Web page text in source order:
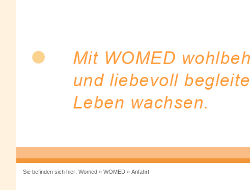
Sie befinden sich hier: Womed» WOMED» Anfahrt